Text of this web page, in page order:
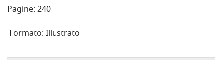
Pagine:240
Formato:Illustrato